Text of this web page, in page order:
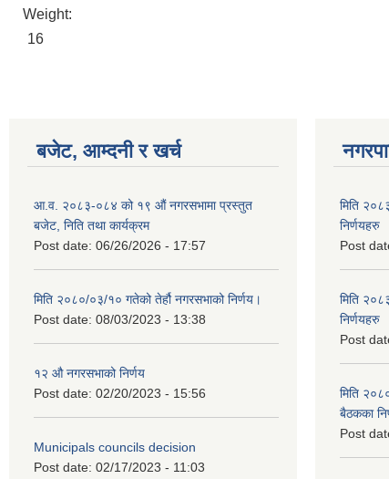
Weight:
16
बजेट, आम्दनी र खर्च
आ.व. २०८३-०८४ को १९ औं नगरसभामा प्रस्तुत
बजेट, निति तथा कार्यक्रम
Post date: 06/26/2026 - 17:57
मिति २०८०/०३/१० गतेको तेर्हौ नगरसभाको निर्णय।
Post date: 08/03/2023 - 13:38
१२ औ नगरसभाको निर्णय
Post date: 02/20/2023 - 15:56
Municipals councils decision
Post date: 02/17/2023 - 11:03
मिति
निर्णयहरु
Post
मिति
निर्णयहरु
Post
मिति
बैठकका
Post